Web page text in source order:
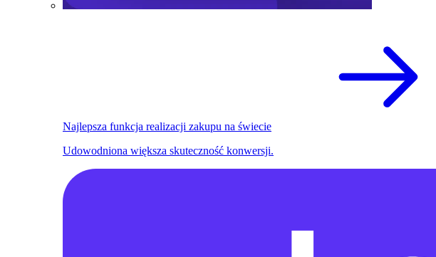
Najlepsza funkcja realizacji zakupu na świecie
Udowodniona większa skuteczność konwersji.